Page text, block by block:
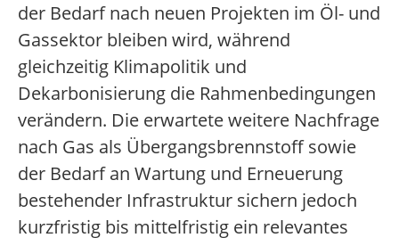
der Bedarf nach neuen Projekten im Öl- und
Gassektor bleiben wird, während
gleichzeitig Klimapolitik und
Dekarbonisierung die Rahmenbedingungen
verändern. Die erwartete weitere Nachfrage
nach Gas als Übergangsbrennstoff sowie
der Bedarf an Wartung und Erneuerung
bestehender Infrastruktur sichern jedoch
kurzfristig bis mittelfristig ein relevantes